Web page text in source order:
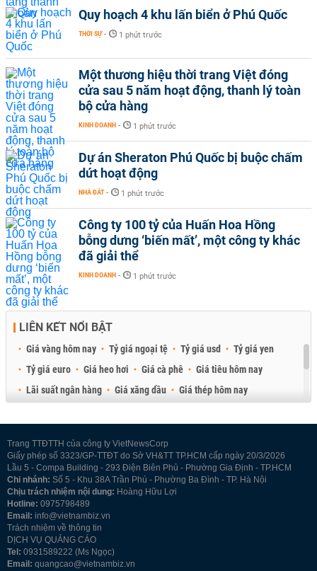
Quy hoạch 4 khu lấn biển ở Phú Quốc
THỜI SỰ - 1 phút trước
Một thương hiệu thời trang Việt đóng
cửa sau 5 năm hoạt động, thanh lý toàn
bộ cửa hàng
KINH DOANH - 1 phút trước
Dự án Sheraton Phú Quốc bị buộc chấm
dứt hoạt động
NHÀ ĐẤT - 1 phút trước
Công ty 100 tỷ của Huấn Hoa Hồng
bỗng dưng ‘biến mất’, một công ty khác
đã giải thể
KINH DOANH - 1 phút trước
LIÊN KẾT NỔI BẬT
Giá vàng hôm nay Tỷ giá ngoại tệ Tỷ giá usd
Tỷ giá yen
Tỷ giá euro
Giá heo hơi Giá cà phê
Giá tiêu hôm nay
Lãi suất ngân hàng
Giá xăng dầu
Giá thép hôm nay
Trang TTĐTTH của công ty VietNewsCorp
Giấy phép số 3323/GP-TTĐT do Sở VH&TT TP.HCM cấp ngày 20/3/2026
Lầu 5 - Compa Building - 293 Điện Biên Phủ - Phường Gia Định - TP.HCM
Chi nhánh: Số 5 - Khu 38A Trần Phú - Phường Ba Đình - TP. Hà Nội
Chịu trách nhiệm nội dung: Hoàng Hữu Lợi
Hotline: 0975798489
Email: info@vietnambiz.vn
Trách nhiệm về thông tin
DỊCH VỤ QUẢNG CÁO
Tel: 0931589222 (Ms Ngọc)
Email: quangcao@vietnambiz.vn